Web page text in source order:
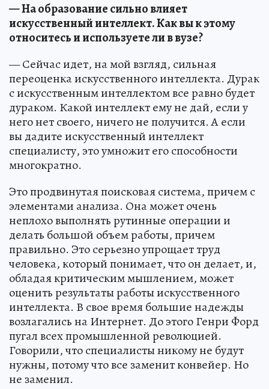
— На образование сильно влияет
искусственный интеллект. Как вы к этому
относитесь и используете ли в вузе?
— Сейчас идет, на мой взгляд, сильная
переоценка искусственного интеллекта. Дурак
с искусственным интеллектом все равно будет
дураком. Какой интеллект ему не дай, если у
него нет своего, ничего не получится. А если
вы дадите искусственный интеллект
специалисту, это умножит его способности
многократно.
Это продвинутая поисковая система, причем с
элементами анализа. Она может очень
неплохо выполнять рутинные операции и
делать большой объем работы, причем
правильно. Это серьезно упрощает труд
человека, который понимает, что он делает, и,
обладая критическим мышлением, может
оценить результаты работы искусственного
интеллекта. В свое время большие надежды
возлагались на Интернет. До этого Генри Форд
пугал всех промышленной революцией.
Говорили, что специалисты никому не будут
нужны, потому что все заменит конвейер. Но
не заменил.